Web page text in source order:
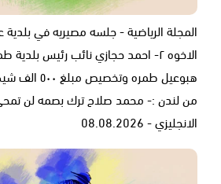
المجلة الرياضية - جلسه مصيريه في بلدية
الاخوه ٢- احمد حجازي نائب رئيس
من لندن :- محمد صلاح ترك بصمه لن
الانجليزي - 08.08.2026